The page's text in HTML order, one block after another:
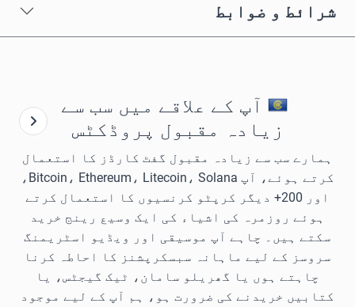
شرائط و ضوابط
آپ کے علاقے میں سب سے
زیادہ مقبول پروڈکٹس
ہمارے سب سے زیادہ مقبول گفٹ کارڈز کا استعمال
کرتے ہوئے، آپ Bitcoin، Ethereum، Litecoin، Solana،
اور 200+ دیگر کرپٹو کرنسیوں کا استعمال کرتے
ہوئے روزمرہ کی اشیاء کی ایک وسیع رینج خرید
سکتے ہیں۔ چاہے آپ موسیقی اور ویڈیو اسٹریمنگ
سروسز کے لیے ماہانہ سبسکرپشنز کا احاطہ کرنا
چاہتے ہوں یا گھریلو سامان، ٹیک گیجٹس، یا
کتابیں خریدنے کی ضرورت ہو، ہم آپ کے لیے موجود